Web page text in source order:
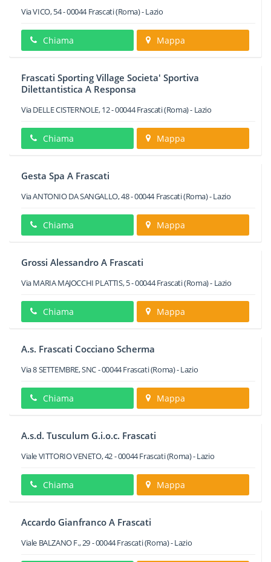
Via VICO, 54-00044 Frascati(Roma) -Lazio
Chiama Mappa
Frascati Sporting Village Societa' Sportiva
Dilettantistica A Responsa
Via DELLE CISTERNOLE, 12-00044 Frascati(Roma) - Lazio
Chiama Mappa
Gesta Spa A Frascati
Via ANTONIO DA SANGALLO, 48-00044 Frascati(Roma) -Lazio
Chiama Mappa
Grossi Alessandro A Frascati
Via MARIA MAJOCCHI PLATTIS, 5-00044 Frascati(Roma) - Lazio
Chiama Mappa
A.s. Frascati Cocciano Scherma
Via 8 SETTEMBRE, SNC-00044Frascati(Roma) -Lazio
Chiama Mappa
A.s.d. Tusculum G.i.o.c. Frascati
Viale VITTORIO VENETO, 42-00044Frascati(Roma) -Lazio
Chiama Mappa
Accardo Gianfranco A Frascati
Viale BALZANO F., 29-00044Frascati(Roma) -Lazio